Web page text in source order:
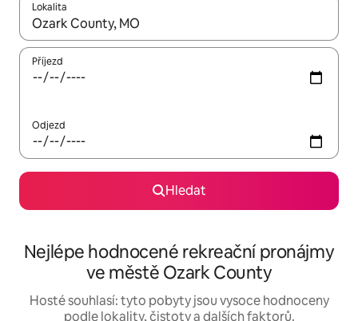
Lokalita
Až budou výsledky k dispozici, můžeš si je procházet pomocí
Příjezd
Odjezd
Hledat
Nejlépe hodnocené rekreační pronájmy
ve městě Ozark County
Hosté souhlasí: tyto pobyty jsou vysoce hodnoceny
podle lokality, čistoty a dalších faktorů.